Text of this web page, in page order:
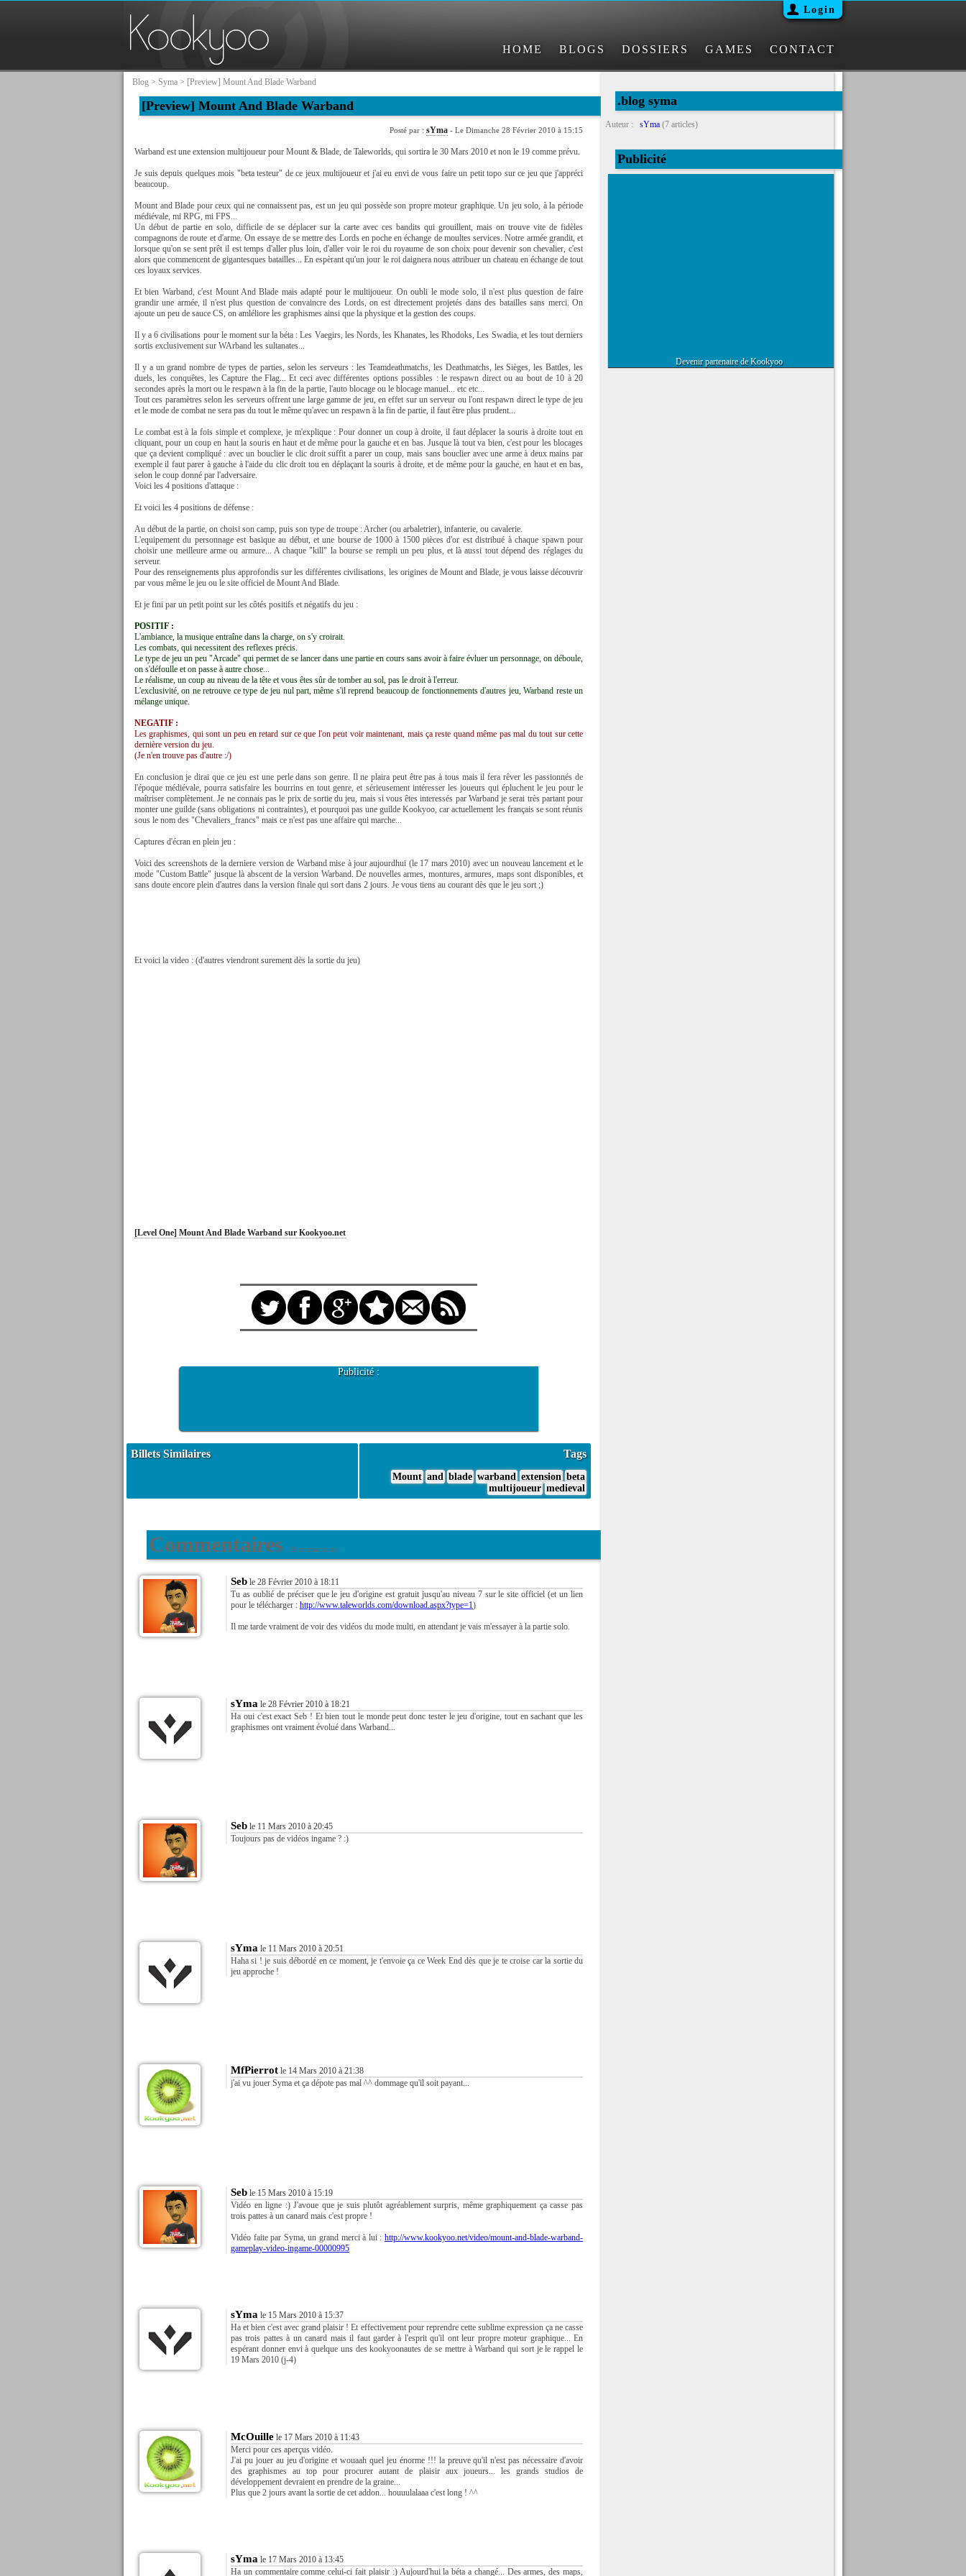
Login
HOME BLOGS DOSSIERS GAMES CONTACT
Blog > Syma > [Preview] Mount And Blade Warband
[Preview] Mount And Blade Warband
Posté par : sYma - Le Dimanche 28 Février 2010 à 15:15
Warband est une extension multijoueur pour Mount & Blade, de Taleworlds, qui sortira le 30 Mars 2010 et non le 19 comme prévu.
Je suis depuis quelques mois "beta testeur" de ce jeux multijoueur et j'ai eu envi de vous faire un petit topo sur ce jeu que j'appréci
beaucoup.
Mount and Blade pour ceux qui ne connaissent pas, est un jeu qui possède son propre moteur graphique. Un jeu solo, à la période
médiévale, mi RPG, mi FPS...
Un début de partie en solo, difficile de se déplacer sur la carte avec ces bandits qui grouillent, mais on trouve vite de fidèles
compagnons de route et d'arme. On essaye de se mettre des Lords en poche en échange de moultes services. Notre armée grandit, et
lorsque qu'on se sent prêt il est temps d'aller plus loin, d'aller voir le roi du royaume de son choix pour devenir son chevalier, c'est
alors que commencent de gigantesques batailles... En espèrant qu'un jour le roi daignera nous attribuer un chateau en échange de tout
ces loyaux services.
Et bien Warband, c'est Mount And Blade mais adapté pour le multijoueur. On oubli le mode solo, il n'est plus question de faire
grandir une armée, il n'est plus question de convaincre des Lords, on est directement projetés dans des batailles sans merci. On
ajoute un peu de sauce CS, on amléliore les graphismes ainsi que la physique et la gestion des coups.
Il y a 6 civilisations pour le moment sur la béta : Les Vaegirs, les Nords, les Khanates, les Rhodoks, Les Swadia, et les tout derniers
sortis exclusivement sur WArband les sultanates...
Il y a un grand nombre de types de parties, selon les serveurs : les Teamdeathmatchs, les Deathmatchs, les Sièges, les Battles, les
duels, les conquêtes, les Capture the Flag... Et ceci avec différentes options possibles : le respawn direct ou au bout de 10 à 20
secondes après la mort ou le respawn à la fin de la partie, l'auto blocage ou le blocage manuel... etc etc...
Tout ces paramètres selon les serveurs offrent une large gamme de jeu, en effet sur un serveur ou l'ont respawn direct le type de jeu
et le mode de combat ne sera pas du tout le même qu'avec un respawn à la fin de partie, il faut être plus prudent...
Le combat est à la fois simple et complexe, je m'explique : Pour donner un coup à droite, il faut déplacer la souris à droite tout en
cliquant, pour un coup en haut la souris en haut et de même pour la gauche et en bas. Jusque là tout va bien, c'est pour les blocages
que ça devient compliqué : avec un bouclier le clic droit suffit a parer un coup, mais sans bouclier avec une arme à deux mains par
exemple il faut parer à gauche à l'aide du clic droit tou en déplaçant la souris à droite, et de même pour la gauche, en haut et en bas,
selon le coup donné par l'adversaire.
Voici les 4 positions d'attaque :
Et voici les 4 positions de défense :
Au début de la partie, on choisi son camp, puis son type de troupe : Archer (ou arbaletrier), infanterie, ou cavalerie.
L'equipement du personnage est basique au début, et une bourse de 1000 à 1500 pièces d'or est distribué à chaque spawn pour
choisir une meilleure arme ou armure... A chaque "kill" la bourse se rempli un peu plus, et là aussi tout dépend des réglages du
serveur.
Pour des renseignements plus approfondis sur les différentes civilisations, les origines de Mount and Blade, je vous laisse découvrir
par vous même le jeu ou le site officiel de Mount And Blade.
Et je fini par un petit point sur les côtés positifs et négatifs du jeu :
POSITIF :
L'ambiance, la musique entraîne dans la charge, on s'y croirait.
Les combats, qui necessitent des reflexes précis.
Le type de jeu un peu "Arcade" qui permet de se lancer dans une partie en cours sans avoir à faire évluer un personnage, on déboule,
on s'défoulle et on passe à autre chose...
Le réalisme, un coup au niveau de la tête et vous êtes sûr de tomber au sol, pas le droit à l'erreur.
L'exclusivité, on ne retrouve ce type de jeu nul part, même s'il reprend beaucoup de fonctionnements d'autres jeu, Warband reste un
mélange unique.
NEGATIF :
Les graphismes, qui sont un peu en retard sur ce que l'on peut voir maintenant, mais ça reste quand même pas mal du tout sur cette
dernière version du jeu.
(Je n'en trouve pas d'autre :/)
En conclusion je dirai que ce jeu est une perle dans son genre. Il ne plaira peut être pas à tous mais il fera rêver les passionnés de
l'époque médiévale, pourra satisfaire les bourrins en tout genre, et sérieusement intéresser les joueurs qui épluchent le jeu pour le
maîtriser complètement. Je ne connais pas le prix de sortie du jeu, mais si vous êtes interessés par Warband je serai très partant pour
monter une guilde (sans obligations ni contraintes), et pourquoi pas une guilde Kookyoo, car actuellement les français se sont réunis
sous le nom des "Chevaliers_francs" mais ce n'est pas une affaire qui marche...
Captures d'écran en plein jeu :
Voici des screenshots de la derniere version de Warband mise à jour aujourdhui (le 17 mars 2010) avec un nouveau lancement et le
mode "Custom Battle" jusque là abscent de la version Warband. De nouvelles armes, montures, armures, maps sont disponibles, et
sans doute encore plein d'autres dans la version finale qui sort dans 2 jours. Je vous tiens au courant dès que le jeu sort ;)
Et voici la video : (d'autres viendront surement dès la sortie du jeu)
[Level One] Mount And Blade Warband sur Kookyoo.net
Publicité :
Billets Similaires Tags
Mount and blade warband extension beta
multijoueur medieval
Commentaires 28 commentaires
Seb le 28 Février 2010 à 18:11
Tu as oublié de préciser que le jeu d'origine est gratuit jusqu'au niveau 7 sur le site officiel (et un lien
pour le télécharger : http://www.taleworlds.com/download.aspx?type=1)
Il me tarde vraiment de voir des vidéos du mode multi, en attendant je vais m'essayer à la partie solo.
sYma le 28 Février 2010 à 18:21
Ha oui c'est exact Seb ! Et bien tout le monde peut donc tester le jeu d'origine, tout en sachant que les
graphismes ont vraiment évolué dans Warband...
Seb le 11 Mars 2010 à 20:45
Toujours pas de vidéos ingame ? :)
sYma le 11 Mars 2010 à 20:51
Haha si ! je suis débordé en ce moment, je t'envoie ça ce Week End dès que je te croise car la sortie du
jeu approche !
MfPierrot le 14 Mars 2010 à 21:38
j'ai vu jouer Syma et ça dépote pas mal ^^ dommage qu'il soit payant...
Seb le 15 Mars 2010 à 15:19
Vidéo en ligne :) J'avoue que je suis plutôt agréablement surpris, même graphiquement ça casse pas
trois pattes à un canard mais c'est propre !
Vidéo faite par Syma, un grand merci à lui : http://www.kookyoo.net/video/mount-and-blade-warband-
gameplay-video-ingame-00000995
sYma le 15 Mars 2010 à 15:37
Ha et bien c'est avec grand plaisir ! Et effectivement pour reprendre cette sublime expression ça ne casse
pas trois pattes à un canard mais il faut garder à l'esprit qu'il ont leur propre moteur graphique... En
espérant donner envi à quelque uns des kookyoonautes de se mettre à Warband qui sort je le rappel le
19 Mars 2010 (j-4)
McOuille le 17 Mars 2010 à 11:43
Merci pour ces aperçus vidéo.
J'ai pu jouer au jeu d'origine et wouaah quel jeu énorme !!! la preuve qu'il n'est pas nécessaire d'avoir
des graphismes au top pour procurer autant de plaisir aux joueurs... les grands studios de
développement devraient en prendre de la graine...
Plus que 2 jours avant la sortie de cet addon... houuulalaaa c'est long ! ^^
sYma le 17 Mars 2010 à 13:45
Ha un commentaire comme celui-ci fait plaisir :) Aujourd'hui la béta a changé... Des armes, des maps,
.blog syma
Auteur : sYma (7 articles)
Publicité
Devenir partenaire de Kookyoo